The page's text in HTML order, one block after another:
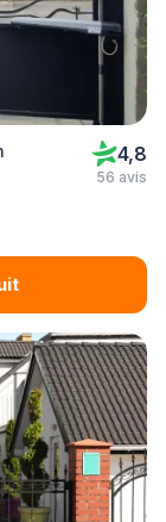
4,8
56 avis